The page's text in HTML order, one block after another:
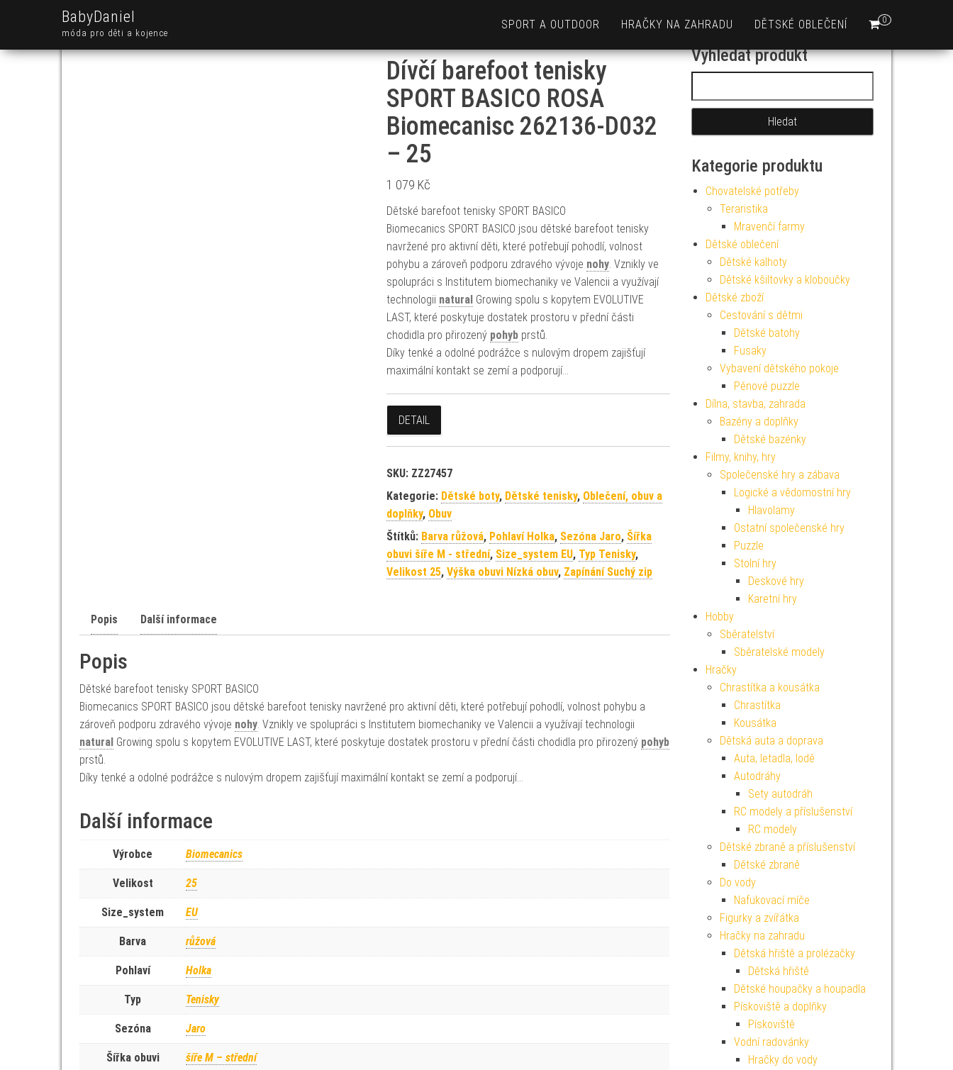
BabyDaniel
móda pro děti a kojence
0
SPORT A OUTDOOR HRAČKY NA ZAHRADU DĚTSKÉ OBLEČENÍ
Dívčí barefoot tenisky
SPORT BASICO ROSA
Biomecanisc 262136-D032
– 25
1 079 Kč
Dětské barefoot tenisky SPORT BASICO
Biomecanics SPORT BASICO jsou dětské barefoot tenisky
navržené pro aktivní děti, které potřebují pohodlí, volnost
pohybu a zároveň podporu zdravého vývoje nohy. Vznikly ve
spolupráci s Institutem biomechaniky ve Valencii a využívají
technologii naturalGrowing spolu s kopytem EVOLUTIVE
LAST, které poskytuje dostatek prostoru v přední části
chodidla pro přirozený pohybprstů.
Díky tenké a odolné podrážce s nulovým dropem zajišťují
maximální kontakt se zemí a podporují…
DETAIL
SKU: ZZ27457
Kategorie: Dětské boty, Dětské tenisky, Oblečení, obuv a
doplňky, Obuv
Štítků: Barva růžová, Pohlaví Holka, Sezóna Jaro, Šířka
obuvi šíře M - střední, Size_system EU, Typ Tenisky,
Velikost 25, Výška obuvi Nízká obuv, Zapínání Suchý zip
Popis Další informace
Popis
Dětské barefoot tenisky SPORT BASICO
Biomecanics SPORT BASICO jsou dětské barefoot tenisky navržené pro aktivní děti, které potřebují pohodlí, volnost pohybu a
zároveň podporu zdravého vývoje nohy. Vznikly ve spolupráci s Institutem biomechaniky ve Valencii a využívají technologii
natural Growing spolu s kopytem EVOLUTIVE LAST, které poskytuje dostatek prostoru v přední části chodidla pro přirozený pohyb
prstů.
Díky tenké a odolné podrážce s nulovým dropem zajišťují maximální kontakt se zemí a podporují…
Další informace
Výrobce Biomecanics
Velikost 25
Size_system EU
Barva růžová
Pohlaví Holka
Typ Tenisky
Sezóna Jaro
Šířka obuvi šíře M – střední
Vyhledat produkt
Kategorie produktu
Chovatelské potřeby
Teraristika
Mravenčí farmy
Dětské oblečení
Dětské kalhoty
Dětské kšiltovky a kloboučky
Dětské zboží
Cestování s dětmi
Dětské batohy
Fusaky
Vybavení dětského pokoje
Pěnové puzzle
Dílna, stavba, zahrada
Bazény a doplňky
Dětské bazénky
Filmy, knihy, hry
Společenské hry a zábava
Logické a vědomostní hry
Hlavolamy
Ostatní společenské hry
Puzzle
Stolní hry
Deskové hry
Karetní hry
Hobby
Sběratelství
Sběratelské modely
Hračky
Chrastítka a kousátka
Chrastítka
Kousátka
Dětská auta a doprava
Auta, letadla, lodě
Autodráhy
Sety autodráh
RC modely a příslušenství
RC modely
Dětské zbraně a příslušenství
Dětské zbraně
Do vody
Nafukovací míče
Figurky a zvířátka
Hračky na zahradu
Dětská hřiště a prolézačky
Dětská hřiště
Dětské houpačky a houpadla
Pískoviště a doplňky
Pískoviště
Vodní radovánky
Hračky do vody